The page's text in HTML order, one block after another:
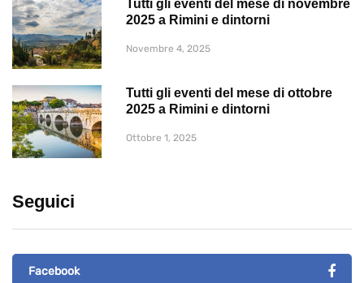
Tutti gli eventi del mese di novembre
2025 a Rimini e dintorni
Novembre 4, 2025
Tutti gli eventi del mese di ottobre
2025 a Rimini e dintorni
Ottobre 1, 2025
Seguici
Facebook